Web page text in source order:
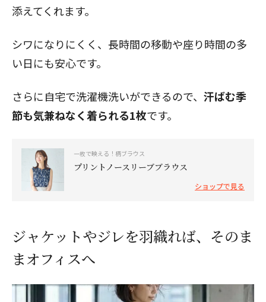
添えてくれます。
シワになりにくく、長時間の移動や座り時間の多
い日にも安心です。
さらに自宅で洗濯機洗いができるので、 汗ばむ季
節も気兼ねなく着られる1枚です。
一枚で映える！柄ブラウス
プリントノースリーブブラウス
ショップで見る
ジャケットやジレを羽織れば、そのま
まオフィスへ